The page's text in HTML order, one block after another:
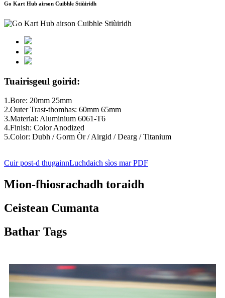
Go Kart Hub airson Cuibhle Stiùiridh
Tuairisgeul goirid:
1.Bore: 20mm 25mm
2.Outer Trast-thomhas: 60mm 65mm
3.Material: Aluminium 6061-T6
4.Finish: Color Anodized
5.Color: Dubh / Gorm Òr / Airgid / Dearg / Titanium
Cuir post-d thugainnLuchdaich sìos mar PDF
Mion-fhiosrachadh toraidh
Ceistean Cumanta
Bathar Tags